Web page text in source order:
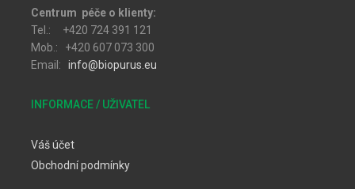
Centrum péče o klienty:
Tel.: +420 724 391 121
Mob.: +420 607 073 300
Email: info@biopurus.eu
INFORMACE / UŽIVATEL
Váš účet
Obchodní podmínky